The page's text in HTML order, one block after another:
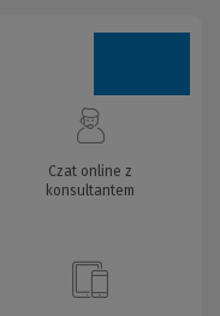
Czat online z
konsultantem